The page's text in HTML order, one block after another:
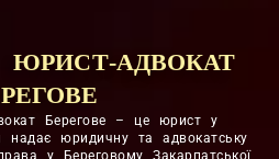
ЮРИСТ-АДВОКАТ
Берегове – це юрист у
надає юридичну та адвокатську
у Береговому Закарпатської